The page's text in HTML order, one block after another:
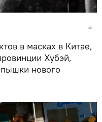
в масках в Китае,
Хубэй,
нового